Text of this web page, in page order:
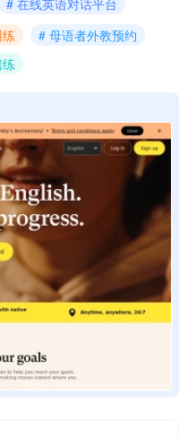
# 母语者外教预约